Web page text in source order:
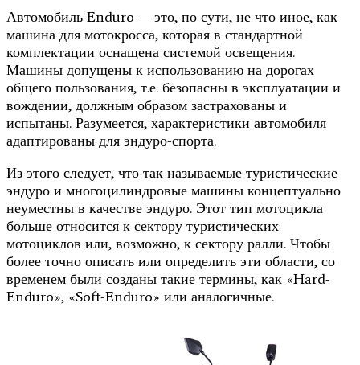
Автомобиль Enduro — это, по сути, не что иное, как
машина для мотокросса, которая в стандартной
комплектации оснащена системой освещения.
Машины допущены к использованию на дорогах
общего пользования, т.е. безопасны в эксплуатации и
вождении, должным образом застрахованы и
испытаны. Разумеется, характеристики автомобиля
адаптированы для эндуро-спорта.
Из этого следует, что так называемые туристические
эндуро и многоцилиндровые машины концептуально
неуместны в качестве эндуро. Этот тип мотоцикла
больше относится к сектору туристических
мотоциклов или, возможно, к сектору ралли. Чтобы
более точно описать или определить эти области, со
временем были созданы такие термины, как «Hard-
Enduro», «Soft-Enduro» или аналогичные.